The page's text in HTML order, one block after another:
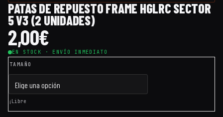
PATAS DE REPUESTO FRAME HGLRC SECTOR
5 V3 (2 UNIDADES)
2,00€
EN STOCK · ENVÍO INMEDIATO
TAMAÑO
¡Libre